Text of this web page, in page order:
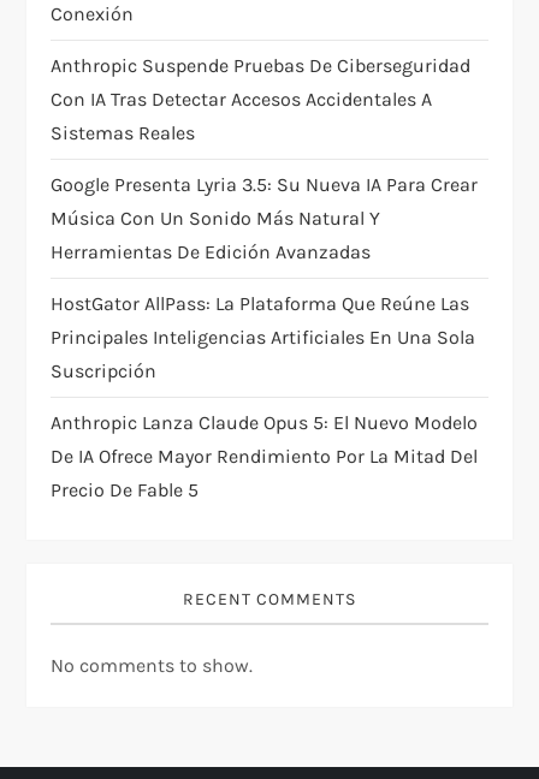
o
n
Conexión
Anthropic Suspende Pruebas De Ciberseguridad
Con IA Tras Detectar Accesos Accidentales A
Sistemas Reales
Google Presenta Lyria 3.5: Su Nueva IA Para Crear
Música Con Un Sonido Más Natural Y
Herramientas De Edición Avanzadas
HostGator AllPass: La Plataforma Que Reúne Las
Principales Inteligencias Artificiales En Una Sola
Suscripción
Anthropic Lanza Claude Opus 5: El Nuevo Modelo
De IA Ofrece Mayor Rendimiento Por La Mitad Del
Precio De Fable 5
RECENT COMMENTS
No comments to show.